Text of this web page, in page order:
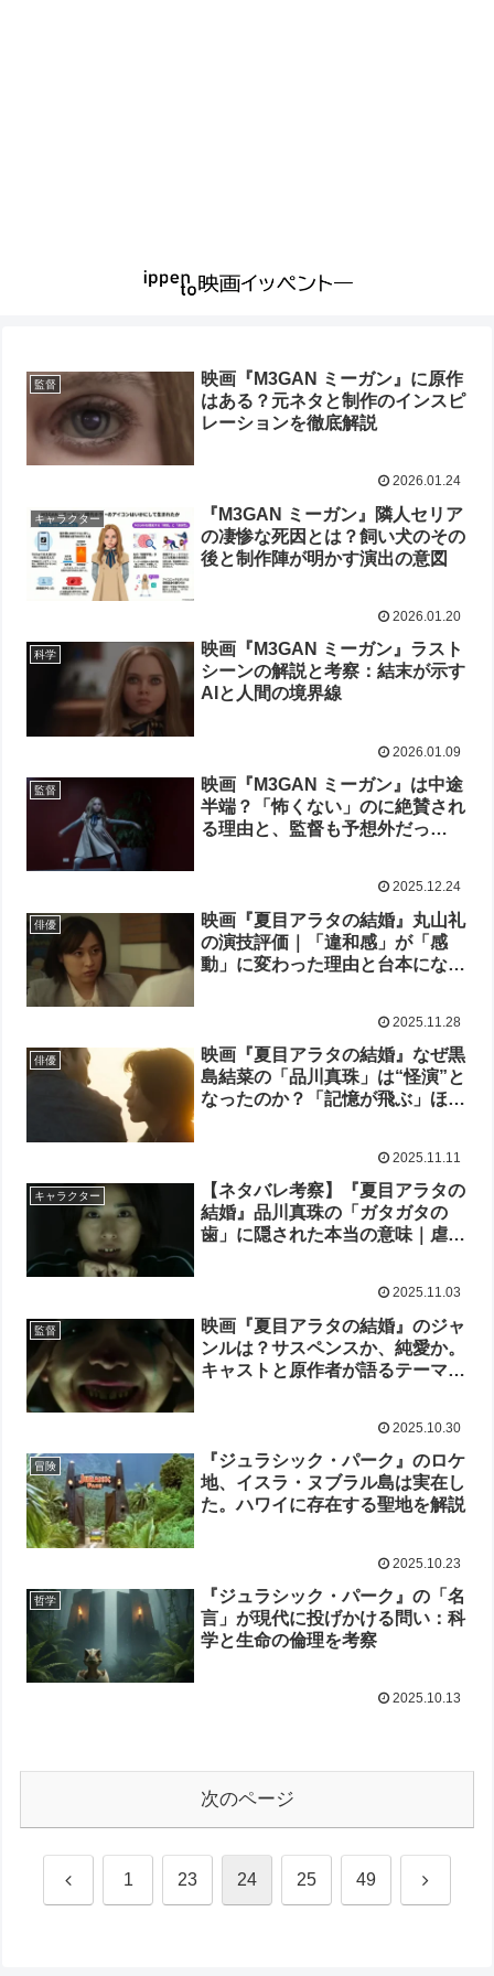
監督
映画『M3GAN ミーガン』に原作
はある？元ネタと制作のインスピ
レーションを徹底解説
2026.01.24
キャラクター
『M3GAN ミーガン』隣人セリア
の凄惨な死因とは？飼い犬のその
後と制作陣が明かす演出の意図
2026.01.20
科学
映画『M3GAN ミーガン』ラスト
シーンの解説と考察：結末が示す
AIと人間の境界線
2026.01.09
監督
映画『M3GAN ミーガン』は中途
半端？「怖くない」のに絶賛され
る理由と、監督も予想外だっ
2025.12.24
俳優
映画『夏目アラタの結婚』丸山礼
の演技評価｜「違和感」が「感
動」に変わった理由と台本になか
2025.11.28
俳優
映画『夏目アラタの結婚』なぜ黒
島結菜の「品川真珠」は“怪演”と
なったのか？「記憶が飛ぶ」ほど
2025.11.11
キャラクター
【ネタバレ考察】『夏目アラタの
結婚』品川真珠の「ガタガタの
歯」に隠された本当の意味｜虐待
2025.11.03
監督
映画『夏目アラタの結婚』のジャ
ンルは？サスペンスか、純愛か。
キャストと原作者が語るテーマの
2025.10.30
冒険
『ジュラシック・パーク』のロケ
地、イスラ・ヌブラル島は実在し
た。ハワイに存在する聖地を解説
2025.10.23
哲学
『ジュラシック・パーク』の「名
言」が現代に投げかける問い：科
学と生命の倫理を考察
2025.10.13
次のページ
前 1 23 24 25 49 次